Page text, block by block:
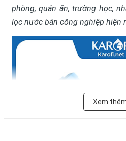
phòng, quán ăn, trường học,
lọc nước bán công nghiệp hiện
Xem